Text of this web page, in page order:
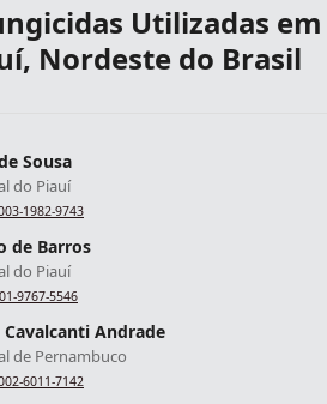
Utilizadas
Nordeste do Brasil
Sousa
do Piauí
1982-9743
de Barros
do Piauí
9767-5546
Andrade
de Pernambuco
6011-7142